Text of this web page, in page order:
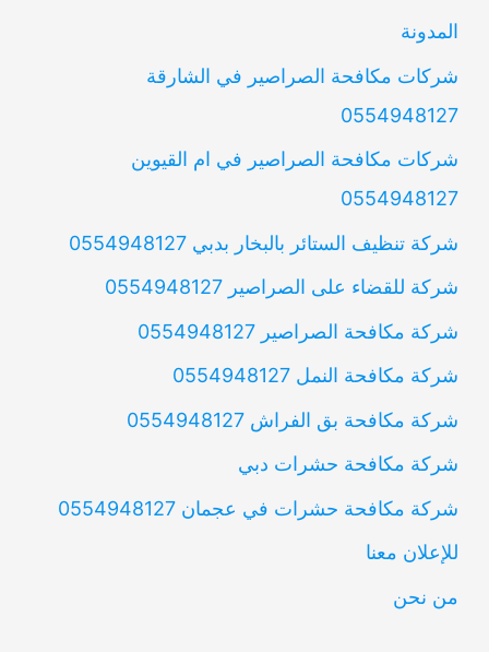
المدونة
شركات مكافحة الصراصير في الشارقة
0554948127
شركات مكافحة الصراصير في ام القيوين
0554948127
شركة تنظيف الستائر بالبخار بدبي 0554948127
شركة للقضاء على الصراصير 0554948127
شركة مكافحة الصراصير 0554948127
شركة مكافحة النمل 0554948127
شركة مكافحة بق الفراش 0554948127
شركة مكافحة حشرات دبي
شركة مكافحة حشرات في عجمان 0554948127
للإعلان معنا
من نحن